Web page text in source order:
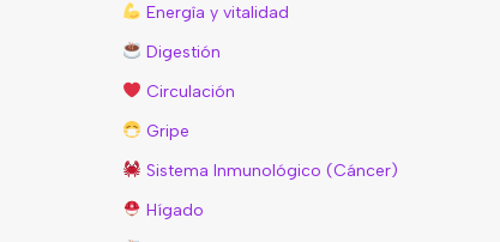
Energîa y vitalidad
Digestión
Circulación
Gripe
Sistema Inmunológico (Cáncer)
Hígado